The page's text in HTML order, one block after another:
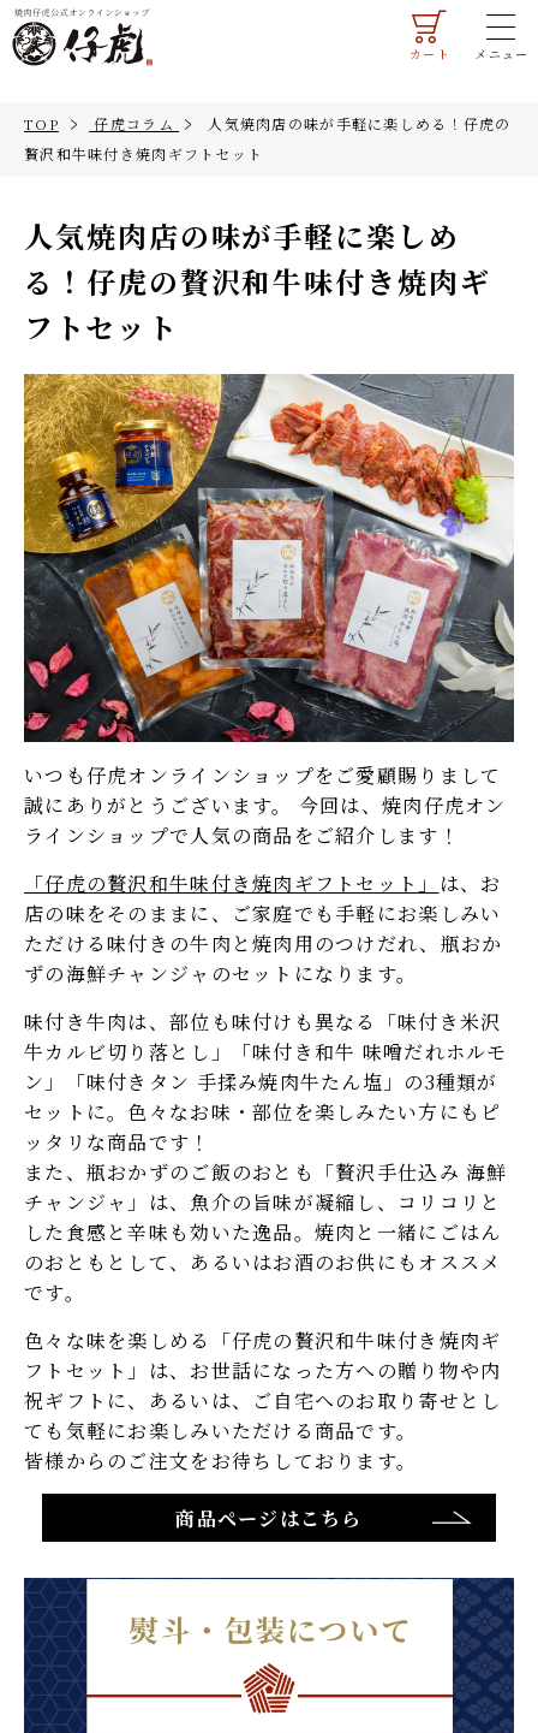
カート メニュー
会員登録
TOP
商品一覧
すべての商品 ギフト・詰合せ
お試しセット
米沢牛
すき焼き肉
米沢牛
しゃぶしゃぶ肉
米沢牛
焼肉・ステーキ肉
たれ・調味料 冷麺
キムチ・漬物 和牛ハンバーグ
和牛カレー・シチュー 和牛牛丼
ご飯のお供・
瓶おかず
デザート
法人向け商品
メールマガジン登録
仔虎 店舗サイト
Instagram
TOP 仔虎コラム
人気焼肉店の味が手軽に楽しめる！仔虎の
贅沢和牛味付き焼肉ギフトセット
人気焼肉店の味が手軽に楽しめ
る！仔虎の贅沢和牛味付き焼肉ギ
フトセット
いつも仔虎オンラインショップをご愛顧賜りまして
誠にありがとうございます。 今回は、焼肉仔虎オン
ラインショップで人気の商品をご紹介します！
「仔虎の贅沢和牛味付き焼肉ギフトセット」
は、お
店の味をそのままに、ご家庭でも手軽にお楽しみい
ただける味付きの牛肉と焼肉用のつけだれ、瓶おか
ずの海鮮チャンジャのセットになります。
味付き牛肉は、部位も味付けも異なる「味付き米沢
牛カルビ切り落とし」「味付き和牛 味噌だれホルモ
ン」「味付きタン 手揉み焼肉牛たん塩」の3種類が
セットに。色々なお味・部位を楽しみたい方にもピ
ッタリな商品です！
また、瓶おかずのご飯のおとも「贅沢手仕込み 海鮮
チャンジャ」は、魚介の旨味が凝縮し、コリコリと
した食感と辛味も効いた逸品。焼肉と一緒にごはん
のおともとして、あるいはお酒のお供にもオススメ
です。
色々な味を楽しめる「仔虎の贅沢和牛味付き焼肉ギ
フトセット」は、お世話になった方への贈り物や内
祝ギフトに、あるいは、ご自宅へのお取り寄せとし
ても気軽にお楽しみいただける商品です。
皆様からのご注文をお待ちしております。
商品ページはこちら